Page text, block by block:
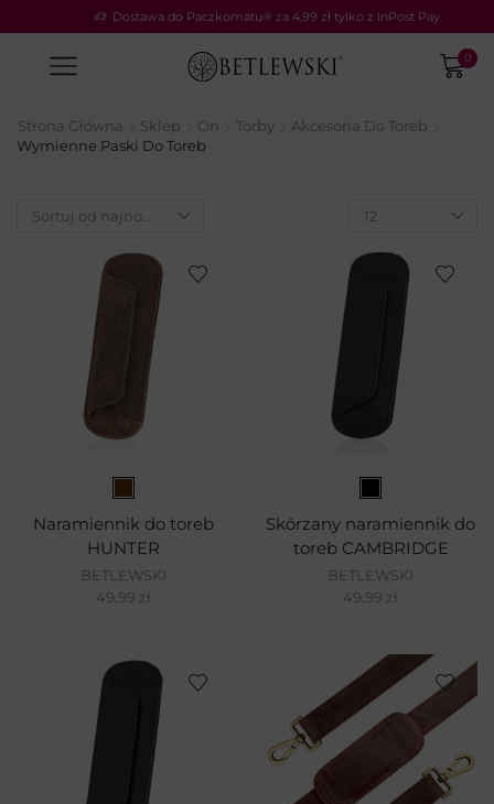
Dostawa do Paczkomatu® za 4,99 zł tylko z InPost Pay
0
Strona Główna Sklep On Torby
Akcesoria Do Toreb
Wymienne Paski Do Toreb
Naramiennik do toreb
HUNTER
BETLEWSKI
49,99 zł
Skórzany naramiennik do
toreb CAMBRIDGE
BETLEWSKI
49,99 zł